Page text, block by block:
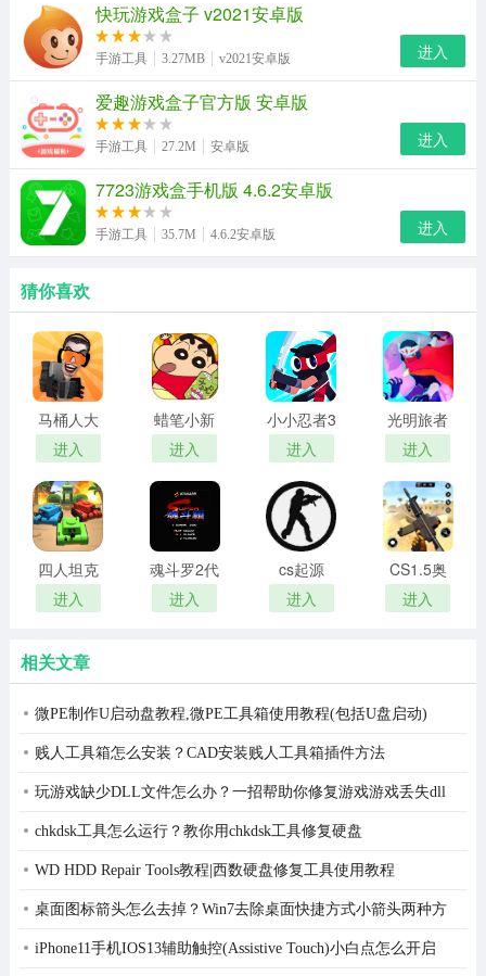
快玩游戏盒子 v2021安卓版
手游工具 3.27MB v2021安卓版 进入
爱趣游戏盒子官方版 安卓版
手游工具 27.2M 安卓版 进入
7723游戏盒手机版 4.6.2安卓版
手游工具 35.7M 4.6.2安卓版 进入
猜你喜欢
马桶人大
战
进入
蜡笔小新
跑酷
进入
小小忍者3
免费版
进入
光明旅者
内置菜单
版
进入
四人坦克
大战手游
进入
魂斗罗2代
进入
cs起源
进入
CS1.5奥
美
进入
相关文章
微PE制作U启动盘教程,微PE工具箱使用教程(包括U盘启动)
贱人工具箱怎么安装？CAD安装贱人工具箱插件方法
玩游戏缺少DLL文件怎么办？一招帮助你修复游戏游戏丢失dll
问题
chkdsk工具怎么运行？教你用chkdsk工具修复硬盘
WD HDD Repair Tools教程|西数硬盘修复工具使用教程
桌面图标箭头怎么去掉？Win7去除桌面快捷方式小箭头两种方
法(注册表+工具)
iPhone11手机IOS13辅助触控(Assistive Touch)小白点怎么开启